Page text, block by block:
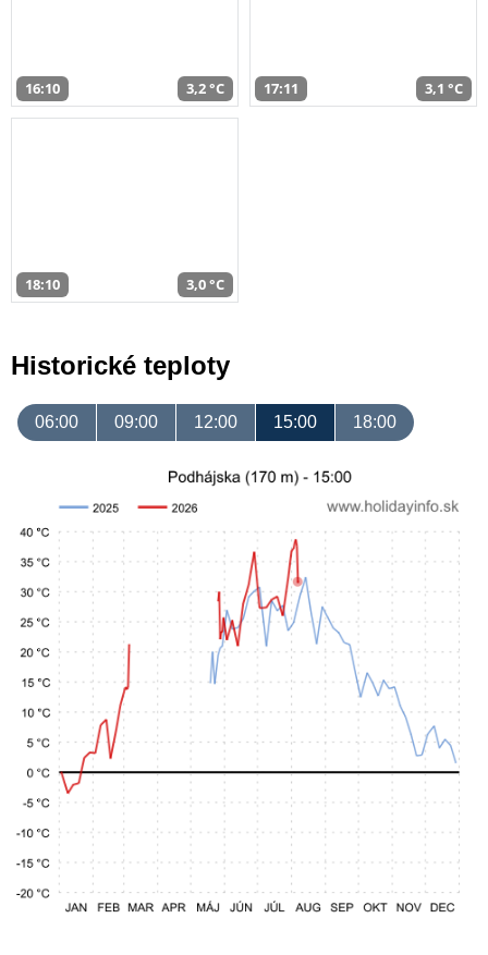
16:10 3,2 °C 17:11 3,1 °C
18:10 3,0 °C
Historické teploty
06:00 09:00 12:00 15:00 18:00